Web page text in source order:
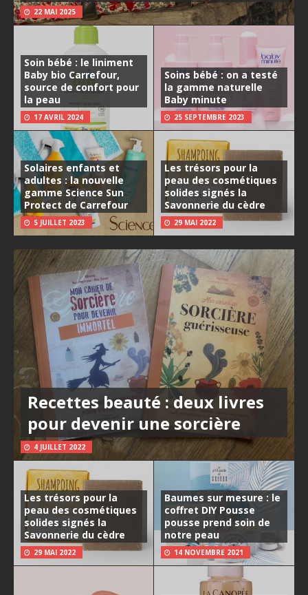
22 MAI 2025
Soin bébé : le liniment
Baby bio Carrefour,
source de confort pour
la peau
17 AVRIL 2024
Soins bébé : on a testé
la gamme naturelle
Baby minute
25 SEPTEMBRE 2023
Solaires enfants et
adultes : la nouvelle
gamme Science Sun
Protect de Carrefour
5 JUILLET 2023
Les trésors pour la
peau des cosmétiques
solides signés la
Savonnerie du cèdre
29 MAI 2022
Recettes beauté : deux livres
pour devenir une sorcière
4 JUILLET 2022
Les trésors pour la
peau des cosmétiques
solides signés la
Savonnerie du cèdre
29 MAI 2022
Baumes sur mesure : le
coffret DIY Pousse
pousse prend soin de
notre peau
14 NOVEMBRE 2021